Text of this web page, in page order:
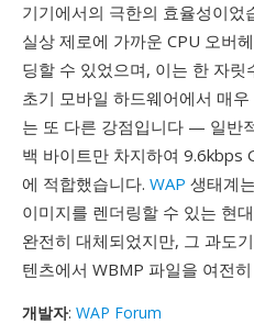
기기에서의 극한의 효율성이
실상 제로에 가까운 CPU 오버
딩할 수 있었으며, 이는 한 자
초기 모바일 하드웨어에서 매
는 또 다른 강점입니다 — 일반
백 바이트만 차지하여 9.6kbps
에 적합했습니다. WAP 생태계
이미지를 렌더링할 수 있는 현
완전히 대체되었지만, 그 과도
텐츠에서 WBMP 파일을 여전
개발자: WAP Forum